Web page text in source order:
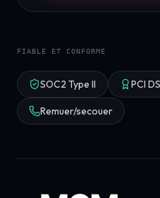
FIABLE ET CONFORME
SOC2 Type II PCI
Remuer/secouer